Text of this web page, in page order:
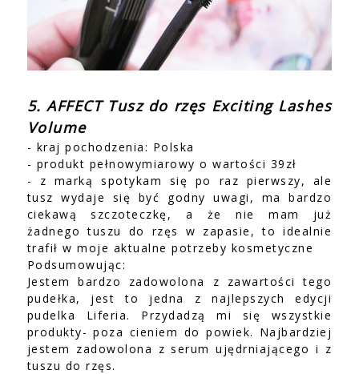
5. AFFECT Tusz do rzęs Exciting Lashes
Volume
- kraj pochodzenia: Polska
- produkt pełnowymiarowy o wartości 39zł
- z marką spotykam się po raz pierwszy, ale
tusz wydaje się być godny uwagi, ma bardzo
ciekawą szczoteczkę, a że nie mam już
żadnego tuszu do rzęs w zapasie, to idealnie
trafił w moje aktualne potrzeby kosmetyczne
Podsumowując:
Jestem bardzo zadowolona z zawartości tego
pudełka, jest to jedna z najlepszych edycji
pudelka Liferia. Przydadzą mi się wszystkie
produkty- poza cieniem do powiek. Najbardziej
jestem zadowolona z serum ujędrniającego i z
tuszu do rzęs.